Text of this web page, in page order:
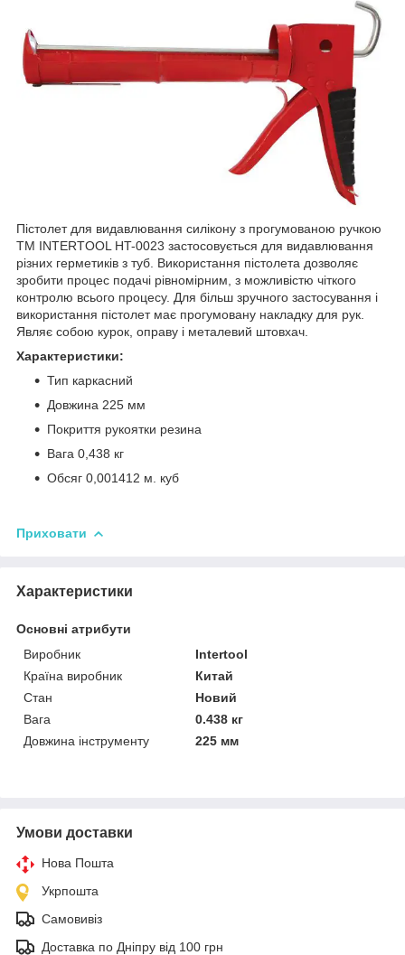
Пістолет для видавлювання силікону з прогумованою ручкою
ТМ INTERTOOL HT-0023 застосовується для видавлювання
різних герметиків з туб. Використання пістолета дозволяє
зробити процес подачі рівномірним, з можливістю чіткого
контролю всього процесу. Для більш зручного застосування і
використання пістолет має прогумовану накладку для рук.
Являє собою курок, оправу і металевий штовхач.
Характеристики:
Тип каркасний
Довжина 225 мм
Покриття рукоятки резина
Вага 0,438 кг
Обсяг 0,001412 м. куб
Приховати
Характеристики
Основні атрибути
Виробник
Intertool
Країна виробник
Китай
Стан
Новий
Вага
0.438 кг
Довжина інструменту
225 мм
Умови доставки
Нова Пошта
Укрпошта
Самовивіз
Доставка по Дніпру від 100 грн